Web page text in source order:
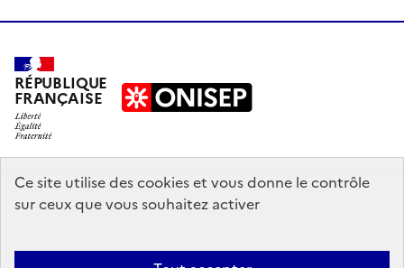
Ce site utilise des cookies et vous donne le contrôle
sur ceux que vous souhaitez activer
RÉPUBLIQUE
FRANÇAISE
education.gouv.fr
enseignementsup-recherche.gouv.fr